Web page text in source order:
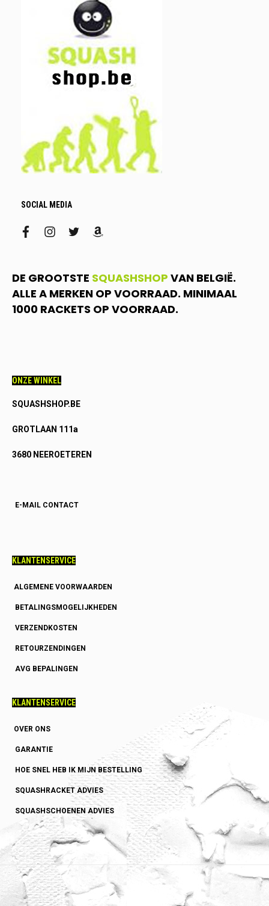
SOCIAL MEDIA
facebookinstagram
twitteramazon
DE GROOTSTE SQUASHSHOP VAN BELGIË.
ALLE A MERKEN OP VOORRAAD. MINIMAAL
1000 RACKETS OP VOORRAAD.
ONZE WINKEL
SQUASHSHOP.BE
GROTLAAN 111a
3680 NEEROETEREN
E-MAIL CONTACT
KLANTENSERVICE
ALGEMENE VOORWAARDEN
BETALINGSMOGELIJKHEDEN
VERZENDKOSTEN
RETOURZENDINGEN
AVG BEPALINGEN
KLANTENSERVICE
OVER ONS
GARANTIE
HOE SNEL HEB IK MIJN BESTELLING
SQUASHRACKET ADVIES
SQUASHSCHOENEN ADVIES